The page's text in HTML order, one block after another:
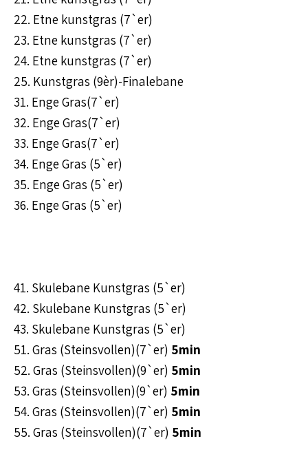
22. Etne kunstgras (7`er)
23. Etne kunstgras (7`er)
24. Etne kunstgras (7`er)
25. Kunstgras (9èr)-Finalebane
31. Enge Gras(7`er)
32. Enge Gras(7`er)
33. Enge Gras(7`er)
34. Enge Gras (5`er)
35. Enge Gras (5`er)
36. Enge Gras (5`er)
41. Skulebane Kunstgras (5`er)
42. Skulebane Kunstgras (5`er)
43. Skulebane Kunstgras (5`er)
51. Gras (Steinsvollen)(7`er) 5min
52. Gras (Steinsvollen)(9`er) 5min
53. Gras (Steinsvollen)(9`er) 5min
54. Gras (Steinsvollen)(7`er) 5min
55. Gras (Steinsvollen)(7`er) 5min